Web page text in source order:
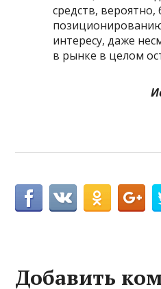
средств,
интересу, даже
в рынке в целом
Добавить